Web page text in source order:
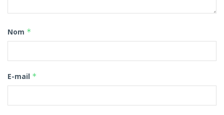
Nom *
E-mail *